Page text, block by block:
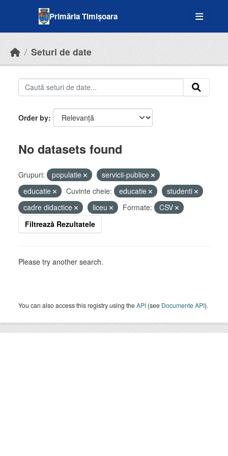
Primăria Timișoara
Seturi de date
Order by
No datasets found
Grupuri: populatie
servicii-publice
educatie
Cuvinte cheie: educatie
studenti
cadre didactice
liceu Formate:
CSV
Filtrează Rezultatele
Please try another search.
You can also access this registry using theAPI (see Documente API).